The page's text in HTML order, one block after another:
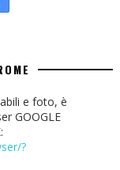
e foto, è
GOOGLE
?